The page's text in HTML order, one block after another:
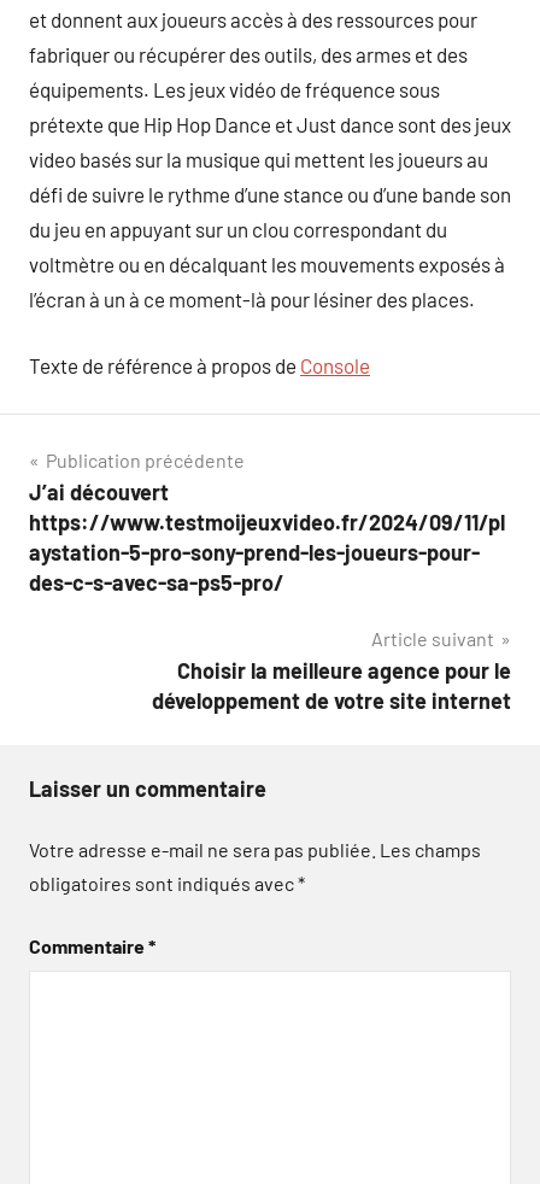
et donnent aux joueurs accès à des ressources pour
fabriquer ou récupérer des outils, des armes et des
équipements. Les jeux vidéo de fréquence sous
prétexte que Hip Hop Dance et Just dance sont des jeux
video basés sur la musique qui mettent les joueurs au
défi de suivre le rythme d’une stance ou d’une bande son
du jeu en appuyant sur un clou correspondant du
voltmètre ou en décalquant les mouvements exposés à
l’écran à un à ce moment-là pour lésiner des places.
Texte de référence à propos de Console
Navigation
de
l’article
Publication précédente
J’ai découvert
https://www.testmoijeuxvideo.fr/2024/09/11/pl
aystation-5-pro-sony-prend-les-joueurs-pour-
des-c-s-avec-sa-ps5-pro/
Article suivant
Choisir la meilleure agence pour le
développement de votre site internet
Laisser un commentaire
Votre adresse e-mail ne sera pas publiée. Les champs
obligatoires sont indiqués avec*
Commentaire*